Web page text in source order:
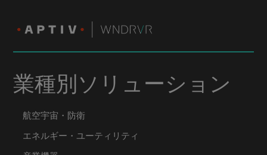
業種別ソリューション
航空宇宙・防衛
エネルギー・ユーティリティ